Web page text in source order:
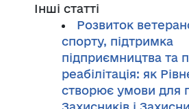
Інші статті
Розвиток
спорту, підтримка
підприємництва та
реабілітація: як
створює умови для